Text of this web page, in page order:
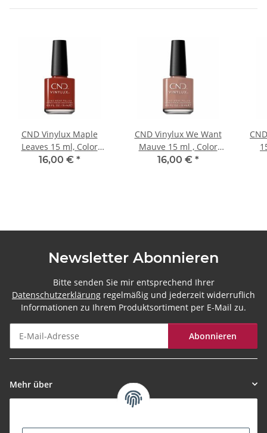
CND Vinylux Maple
Leaves 15 ml, Color
World
16,00 € *
CND Vinylux We Want
Mauve 15 ml , Color
World
16,00 € *
Newsletter Abonnieren
Bitte senden Sie mir entsprechend Ihrer
Datenschutzerklärung regelmäßig und jederzeit widerruflich
Informationen zu Ihrem Produktsortiment per E-Mail zu.
Abonnieren
Mehr über